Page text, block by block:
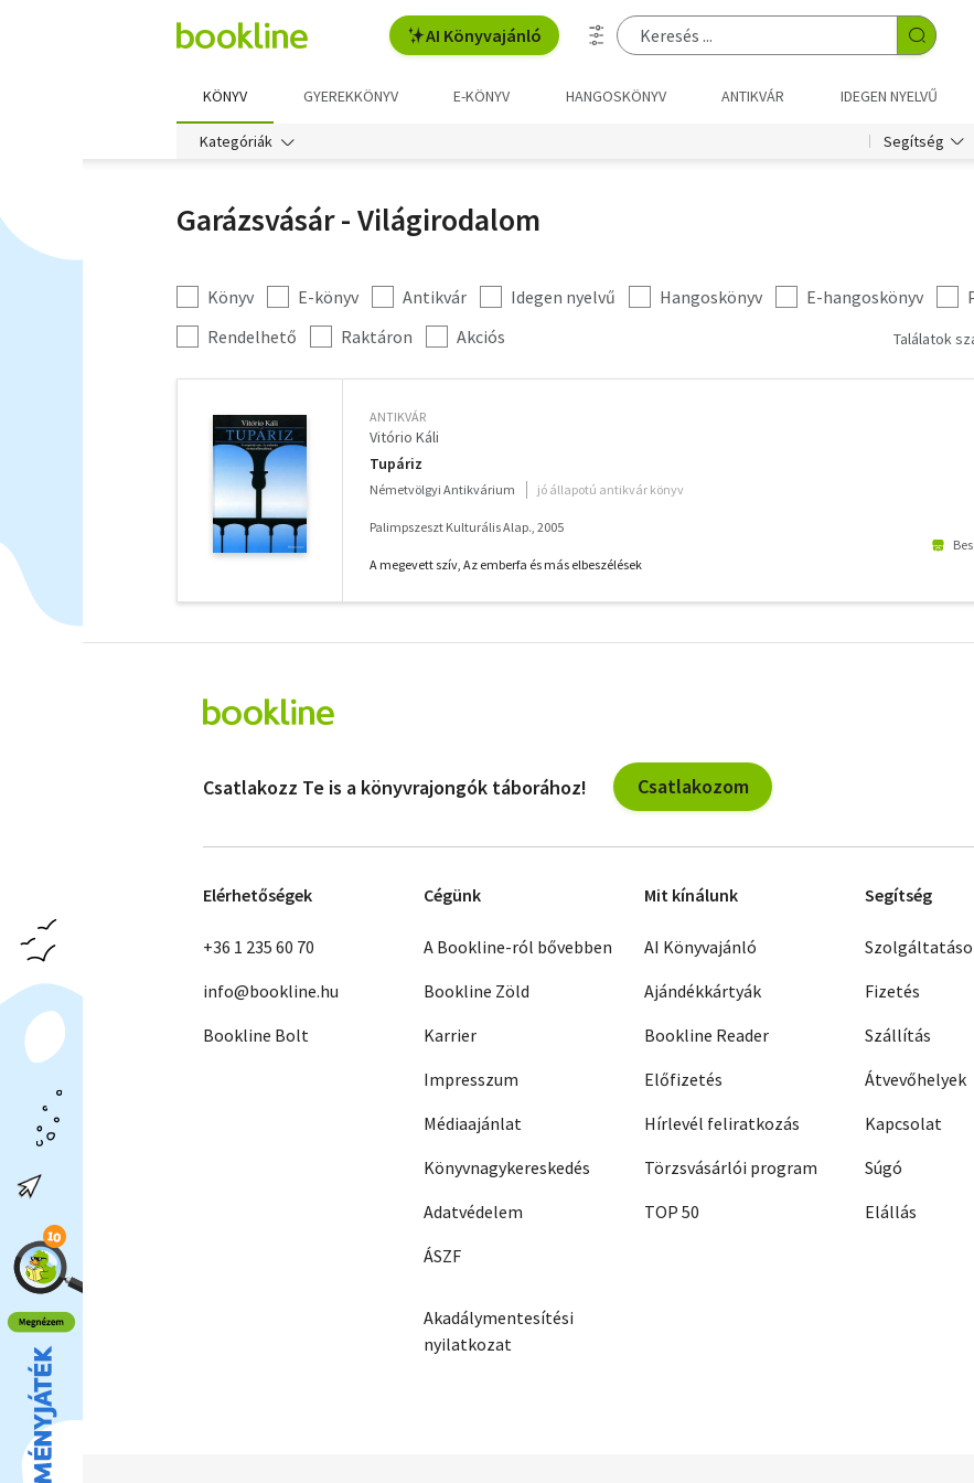
AI Könyvajánló
KÖNYV GYEREKKÖNYV E-KÖNYV HANGOSKÖNYV ANTIKVÁR IDEGEN NYELVŰ
Kategóriák Segítség
Garázsvásár - Világirodalom
Kategória
szűrés
Könyv E-könyv Antikvár Idegen nyelvű Hangoskönyv E-hangoskönyv
További
szűrők
Rendelhető Raktáron Akciós Találatok
ANTIKVÁR
Vitório Káli
Tupáriz
Németvölgyi Antikvárium jó állapotú antikvár könyv
Palimpszeszt Kulturális Alap., 2005
A megevett szív, Az emberfa és más elbeszélések
szűrők
Csatlakozz Te is a könyvrajongók táborához! Csatlakozom
Elérhetőségek
+36 1 235 60 70
info@bookline.hu
Bookline Bolt
Cégünk
A Bookline-ról bővebben
Bookline Zöld
Karrier
Impresszum
Médiaajánlat
Könyvnagykereskedés
Adatvédelem
ÁSZF
Akadálymentesítési
nyilatkozat
Mit kínálunk
AI Könyvajánló
Ajándékkártyák
Bookline Reader
Előfizetés
Hírlevél feliratkozás
Törzsvásárlói program
TOP 50
Segítség
Fizetés
Szállítás
Átvevőhelyek
Kapcsolat
Súgó
Elállás